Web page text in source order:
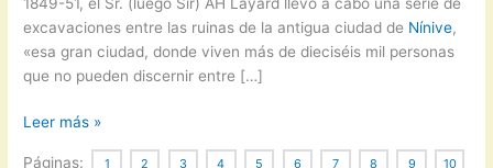
excavaciones entre las ruinas de la antigua ciudad de Nínive,
«esa gran ciudad, donde viven más de dieciséis mil personas
que no pueden discernir entre […]
La
Leer más »
Páginas: 1 2 3 4 5 6 7 8 9 10